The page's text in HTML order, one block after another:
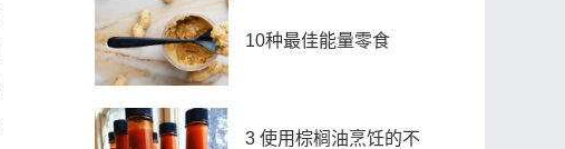
10种最佳能量零食
3 使用棕榈油烹饪的不